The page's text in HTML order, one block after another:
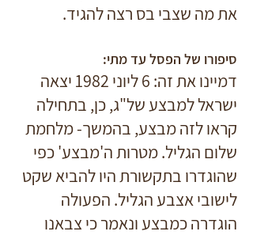
את מה שצבי בס רצה להגיד.
סיפורו של הפסל עד מתי:
דמיינו את זה: 6 ליוני 1982 יצאה
ישראל למבצע של"ג, כן, בתחילה
קראו לזה מבצע, בהמשך- מלחמת
שלום הגליל.מטרות ה'מבצע' כפי
שהוגדרו בתקשורת היו להביא שקט
לישובי אצבע הגליל. הפעולה
הוגדרה כמבצע ונאמר כי צבאנו